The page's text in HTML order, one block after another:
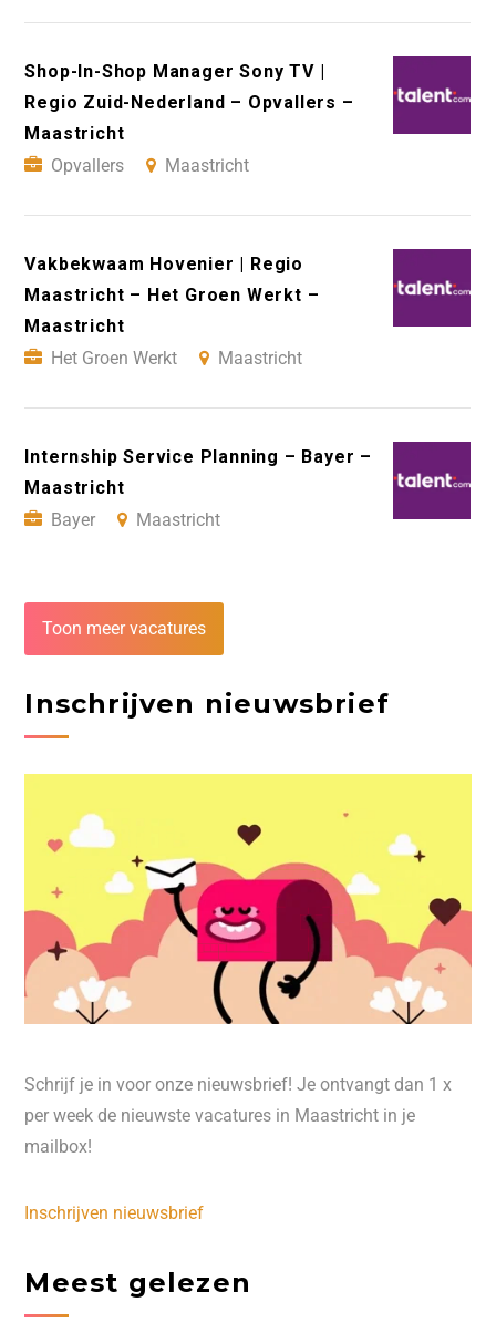
Shop-In-Shop Manager Sony TV |
Regio Zuid-Nederland – Opvallers –
Maastricht
Opvallers
Maastricht
Vakbekwaam Hovenier | Regio
Maastricht – Het Groen Werkt –
Maastricht
Het Groen Werkt
Maastricht
Internship Service Planning – Bayer –
Maastricht
Bayer
Maastricht
Toon meer vacatures
Inschrijven nieuwsbrief
Schrijf je in voor onze nieuwsbrief! Je ontvangt dan 1 x
per week de nieuwste vacatures in Maastricht in je
mailbox!
Inschrijven nieuwsbrief
Meest gelezen